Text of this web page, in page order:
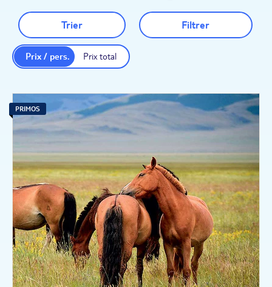
Trier Filtrer
Prix total
Prix / pers.
PRIMOS